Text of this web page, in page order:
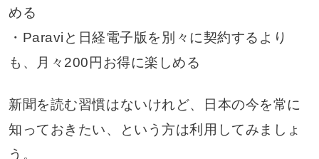
める
・Paraviと日経電子版を別々に契約するより
も、月々200円お得に楽しめる
新聞を読む習慣はないけれど、日本の今を常に
知っておきたい、という方は利用してみましょ
う。